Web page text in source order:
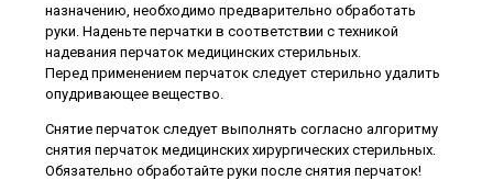
назначению, необходимо предварительно обработать
руки. Наденьте перчатки в соответствии с техникой
надевания перчаток медицинских стерильных.
Перед применением перчаток следует стерильно удалить
опудривающее вещество.
Снятие перчаток следует выполнять согласно алгоритму
снятия перчаток медицинских хирургических стерильных.
Обязательно обработайте руки после снятия перчаток!